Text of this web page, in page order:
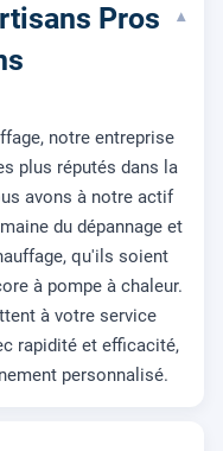
Pros
▾
notre entreprise
plus réputés dans la
avons à notre actif
du dépannage et
qu'ils soient
à pompe à chaleur.
à votre service
rapidité et efficacité,
personnalisé.